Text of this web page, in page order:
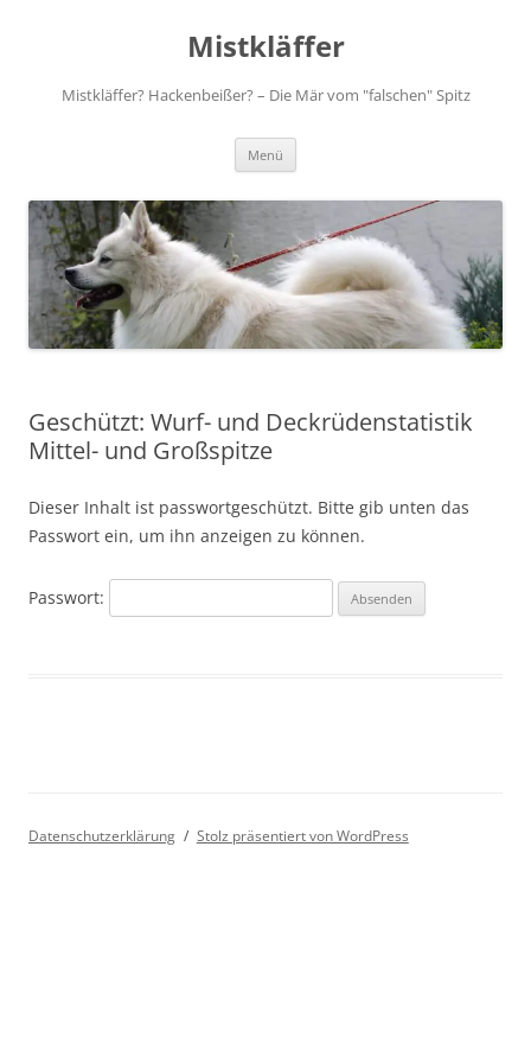
Mistkläffer
Mistkläffer? Hackenbeißer? – Die Mär vom "falschen" Spitz
Menü
Geschützt: Wurf- und Deckrüdenstatistik
Mittel- und Großspitze
Dieser Inhalt ist passwortgeschützt. Bitte gib unten das
Passwort ein, um ihn anzeigen zu können.
Passwort:
Datenschutzerklärung Stolz präsentiert von WordPress